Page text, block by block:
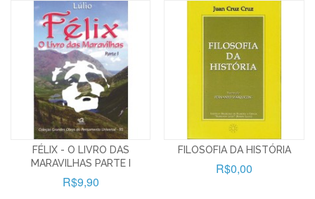
FÉLIX - O LIVRO DAS
MARAVILHAS PARTE I
R$9,90
FILOSOFIA DA HISTÓRIA
R$0,00